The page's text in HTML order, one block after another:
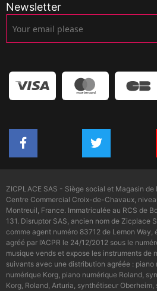
Newsletter
ZICPLACE SAS - Siège social et Magasin
Centre Commercial Croix-de-Chavaux,
Montreuil, France. Immatriculée au RCS de
131. Disruptor SAS, ancien nom de Zicplace
comme agent numéro 83712 de Lemon
agréé par l’ACPR le 24/12/2012 sous le
musique vends et expose les instruments de
suivants avec une distribution agréée : piano
numérique Korg, piano numérique Roland,
Korg, Roland, Arturia, synthétiseur